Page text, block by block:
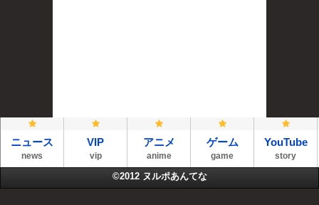
ニュース
news
VIP
vip
アニメ
anime
ゲーム
game
YouTube
story
©2012 ヌルポあんてな